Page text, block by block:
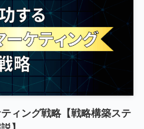
ィング戦略【戦略構築ステ